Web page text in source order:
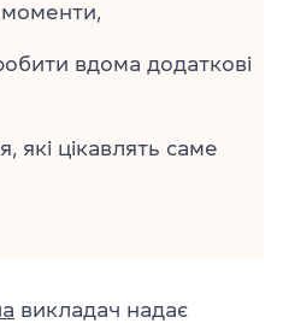
моменти,
вдома додаткові
які цікавлять саме
викладач надає